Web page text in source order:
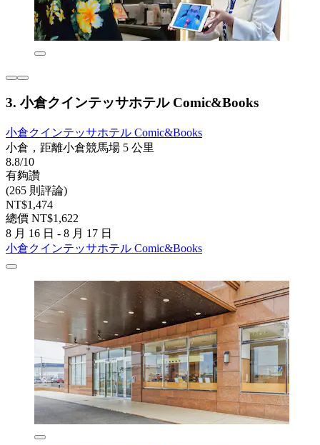
3. 小倉クインテッサホテル Comic&Books
小倉クインテッサホテル Comic&Books
小倉，距離小倉競馬場 5 公里
8.8/10
有夠讚
(265 則評論)
NT$1,474
總價 NT$1,622
8 月 16 日 - 8 月 17 日
小倉クインテッサホテル Comic&Books